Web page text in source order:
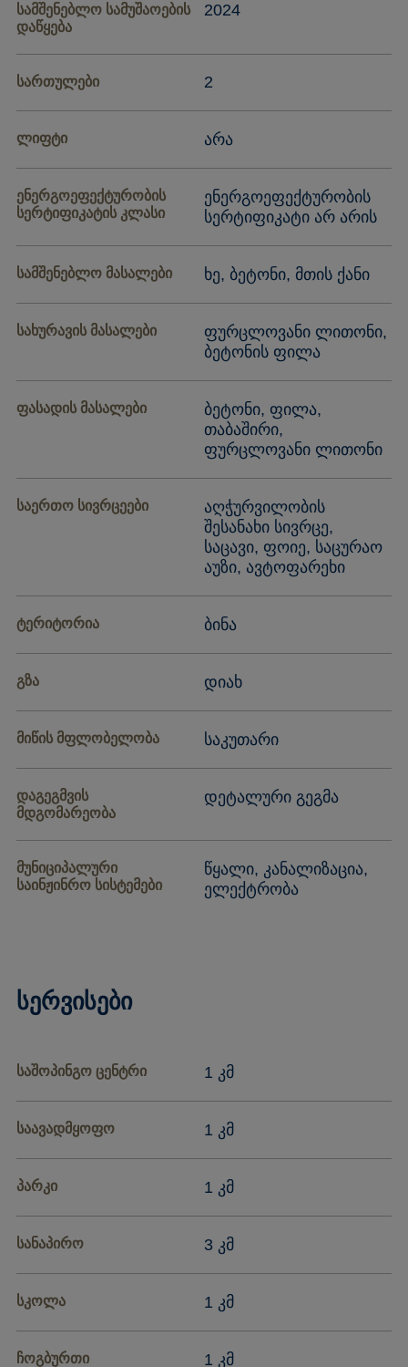
სამშენებლო სამუშაოების
დაწყება
2024
სართულები 2
ლიფტი არა
ენერგოეფექტურობის
სერტიფიკატის კლასი
ენერგოეფექტურობის
სერტიფიკატი არ არის
სამშენებლო მასალები ხე, ბეტონი, მთის ქანი
სახურავის მასალები
ფურცლოვანი ლითონი,
ბეტონის ფილა
ფასადის მასალები
ბეტონი, ფილა,
თაბაშირი,
ფურცლოვანი ლითონი
საერთო სივრცეები
აღჭურვილობის
შესანახი სივრცე,
საცავი, ფოიე, საცურაო
აუზი, ავტოფარეხი
ტერიტორია ბინა
გზა დიახ
მიწის მფლობელობა საკუთარი
დაგეგმვის
მდგომარეობა
დეტალური გეგმა
მუნიციპალური
საინჟინრო სისტემები
წყალი, კანალიზაცია,
ელექტრობა
სერვისები
საშოპინგო ცენტრი 1 კმ
საავადმყოფო 1 კმ
პარკი 1 კმ
სანაპირო 3 კმ
სკოლა 1 კმ
ჩოგბურთი 1 კმ